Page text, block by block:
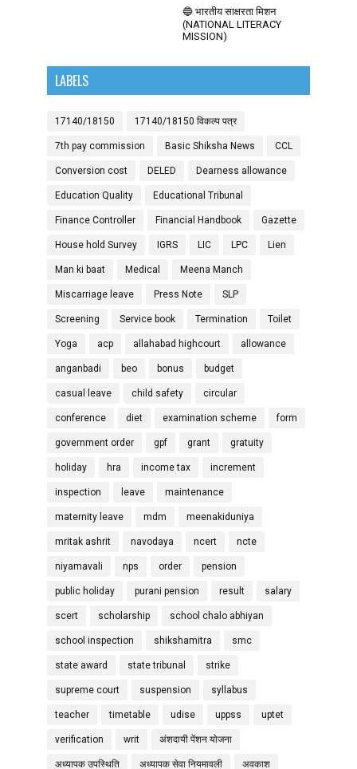
🔵 भारतीय साक्षरता मिशन
(NATIONAL LITERACY
MISSION)
LABELS
17140/18150 17140/18150 विकल्प पत्र
7th pay commission Basic Shiksha News CCL
Conversion cost DELED Dearness allowance
Education Quality Educational Tribunal
Finance Controller Financial Handbook Gazette
House hold Survey IGRS LIC LPC Lien
Man ki baat Medical Meena Manch
Miscarriage leave Press Note SLP
Screening Service book Termination Toilet
Yoga acp allahabad highcourt allowance
anganbadi beo bonus budget
casual leave child safety circular
conference diet examination scheme form
government order gpf grant gratuity
holiday hra income tax increment
inspection leave maintenance
maternity leave mdm meenakiduniya
mritak ashrit navodaya ncert ncte
niyamavali nps order pension
public holiday purani pension result salary
scert scholarship school chalo abhiyan
school inspection shikshamitra smc
state award state tribunal strike
supreme court suspension syllabus
teacher timetable udise uppss uptet
verification writ अंशदायी पेंशन योजना
अध्यापक उपस्थिति अध्यापक सेवा नियमावली अवकाश